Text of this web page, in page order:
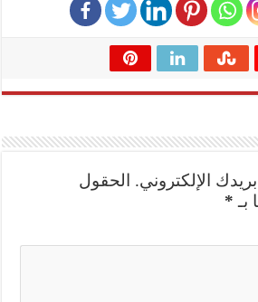
الإلكتروني.
الحقول
بـ *